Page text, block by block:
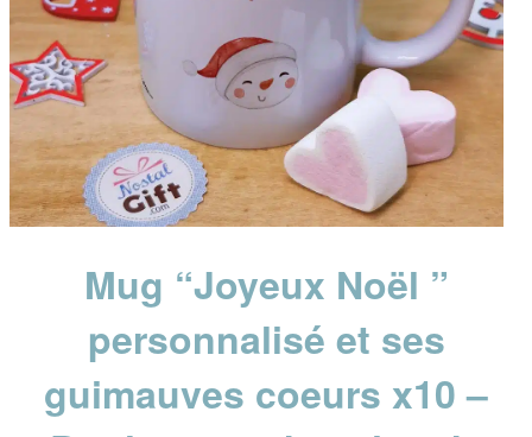
Mug “Joyeux Noël ”
personnalisé et ses
guimauves coeurs x10 –